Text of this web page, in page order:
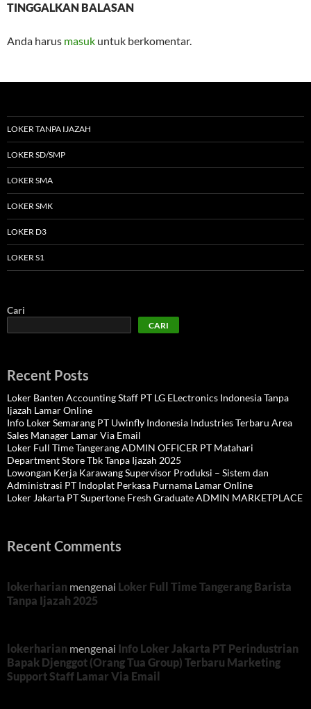
TINGGALKAN BALASAN
Anda harus masuk untuk berkomentar.
LOKER TANPA IJAZAH
LOKER SD/SMP
LOKER SMA
LOKER SMK
LOKER D3
LOKER S1
Cari
CARI
Recent Posts
Loker Banten Accounting Staff PT LG ELectronics Indonesia Tanpa
Ijazah Lamar Online
Info Loker Semarang PT Uwinfly Indonesia Industries Terbaru Area
Sales Manager Lamar Via Email
Loker Full Time Tangerang ADMIN OFFICER PT Matahari
Department Store Tbk Tanpa Ijazah 2025
Lowongan Kerja Karawang Supervisor Produksi – Sistem dan
Administrasi PT Indoplat Perkasa Purnama Lamar Online
Loker Jakarta PT Supertone Fresh Graduate ADMIN MARKETPLACE
Recent Comments
lokerharian mengenai Loker Full Time Tangerang Barista
Tanpa Ijazah 2025
lokerharian mengenai Info Loker Jakarta PT Perindustrian
Bapak Djenggot (Orang Tua Group) Terbaru Marketing
Support Staff Lamar Via Email